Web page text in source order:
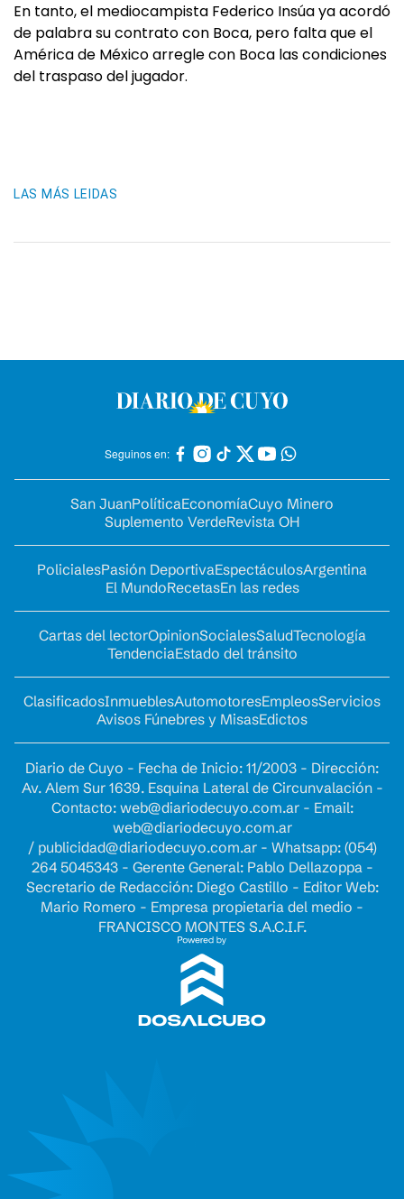
En tanto, el mediocampista Federico Insúa ya acordó
de palabra su contrato con Boca, pero falta que el
América de México arregle con Boca las condiciones
del traspaso del jugador.
LAS MÁS LEIDAS
Seguinos en:
San JuanPolíticaEconomíaCuyo Minero
Suplemento VerdeRevista OH
PolicialesPasión DeportivaEspectáculosArgentina
El MundoRecetasEn las redes
Cartas del lectorOpinionSocialesSaludTecnología
TendenciaEstado del tránsito
ClasificadosInmueblesAutomotoresEmpleosServicios
Avisos Fúnebres y MisasEdictos
Diario de Cuyo - Fecha de Inicio: 11/2003 - Dirección:
Av. Alem Sur 1639. Esquina Lateral de Circunvalación -
Contacto: web@diariodecuyo.com.ar- Email:
web@diariodecuyo.com.ar
/ publicidad@diariodecuyo.com.ar- Whatsapp: (054)
264 5045343 - Gerente General: Pablo Dellazoppa -
Secretario de Redacción: Diego Castillo - Editor Web:
Mario Romero - Empresa propietaria del medio -
FRANCISCO MONTES S.A.C.I.F.